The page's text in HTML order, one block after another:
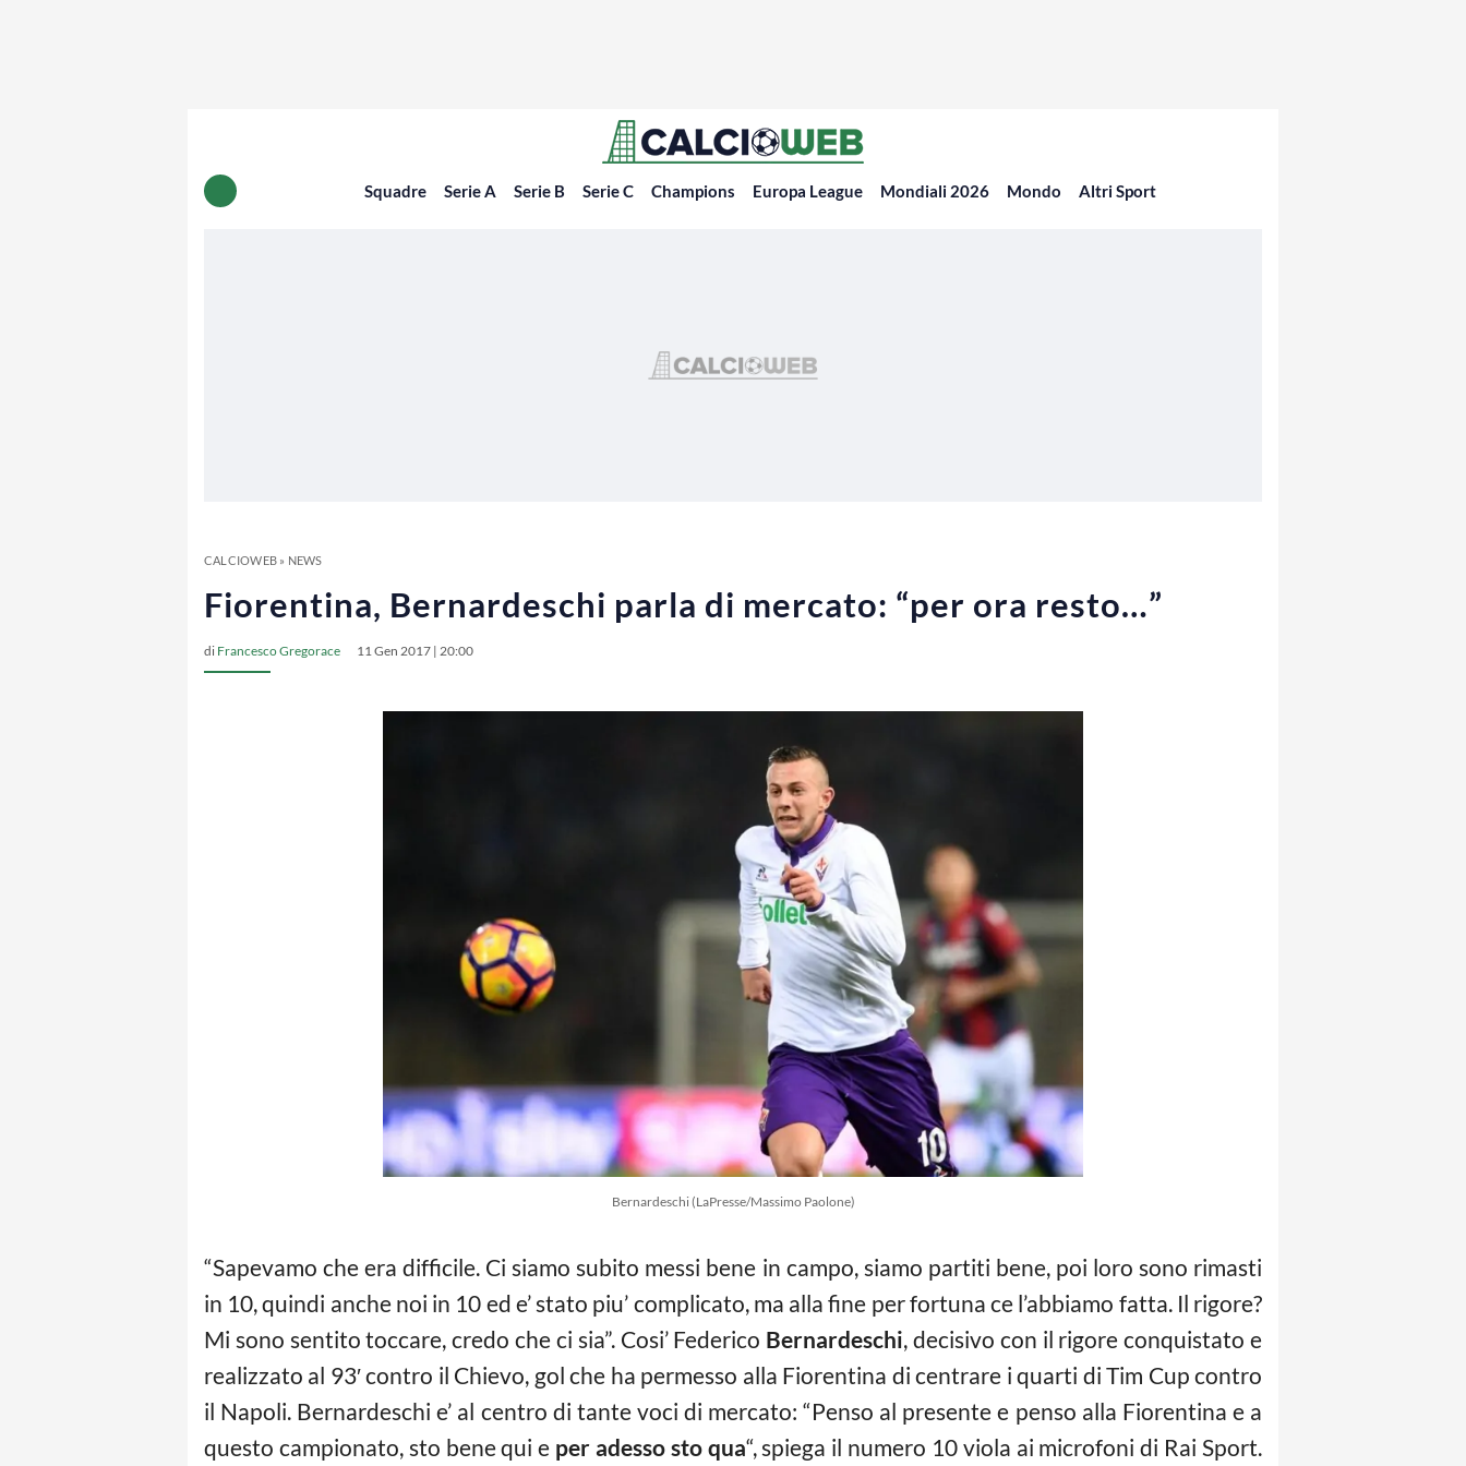
Squadre Serie A Serie B Serie C Champions Europa League Mondiali 2026 Mondo Altri Sport
CALCIOWEB» NEWS
Fiorentina, Bernardeschi parla di mercato: “per ora resto…”
di Francesco Gregorace 11 Gen 2017 | 20:00
Bernardeschi (LaPresse/Massimo Paolone)
“Sapevamo che era difficile. Ci siamo subito messi bene in campo, siamo partiti bene, poi loro sono rimasti
in 10, quindi anche noi in 10 ed e’ stato piu’ complicato, ma alla fine per fortuna ce l’abbiamo fatta. Il rigore?
Mi sono sentito toccare, credo che ci sia”. Cosi’ Federico Bernardeschi, decisivo con il rigore conquistato e
realizzato al 93′ contro il Chievo, gol che ha permesso alla Fiorentina di centrare i quarti di Tim Cup contro
il Napoli. Bernardeschi e’ al centro di tante voci di mercato: “Penso al presente e penso alla Fiorentina e a
questo campionato, sto bene qui e per adesso sto qua“, spiega il numero 10 viola ai microfoni di Rai Sport.